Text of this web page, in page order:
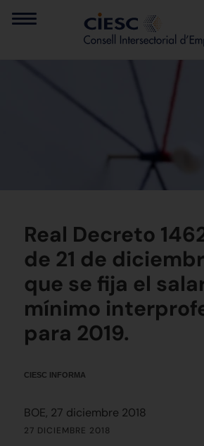
Real Decreto
de 21 de
que se fija el
mínimo
para 2019.
CIESC INFORMA
BOE, 27 diciembre 2018
27 DICIEMBRE 2018